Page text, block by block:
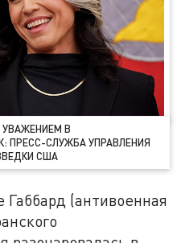
УВАЖЕНИЕМ В
ПРЕСС-СЛУЖБА УПРАВЛЕНИЯ
США
(антивоенная